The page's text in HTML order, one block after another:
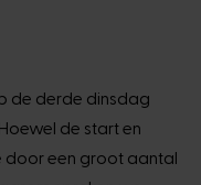
de derde dinsdag
. Hoewel de start en
door een groot aantal